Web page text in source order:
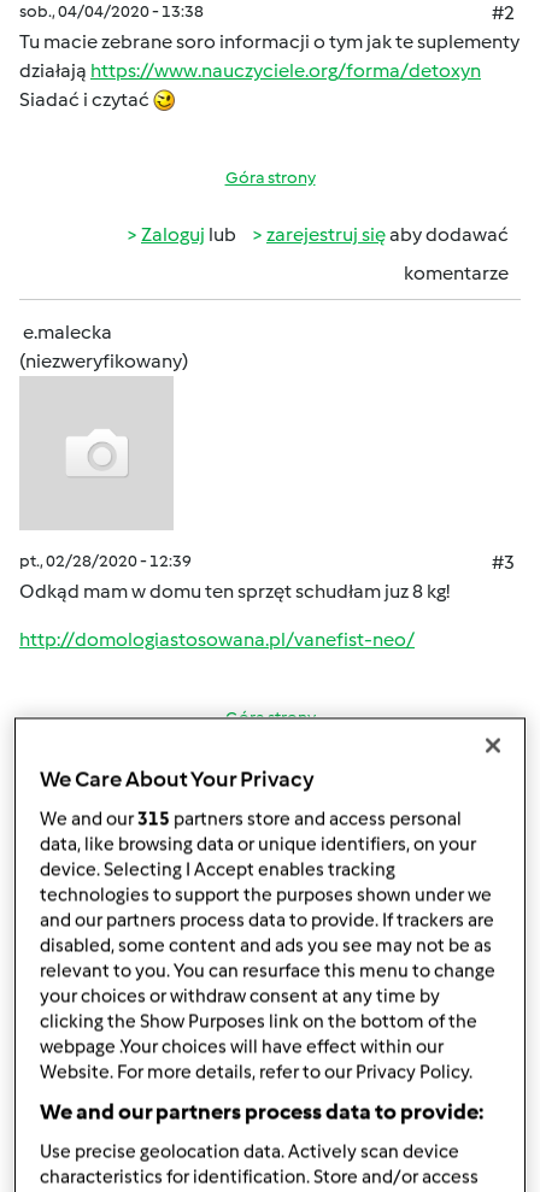
sob., 04/04/2020 - 13:38
#2
Tu macie zebrane soro informacji o tym jak te suplementy
działają https://www.nauczyciele.org/forma/detoxyn
Siadać i czytać
Góra strony
Zaloguj lub zarejestruj sięaby dodawać
komentarze
e.malecka
(niezweryfikowany)
pt., 02/28/2020 - 12:39
#3
Odkąd mam w domu ten sprzęt schudłam juz 8 kg!
http://domologiastosowana.pl/vanefist-neo/
Góra strony
Zalogujlub zarejestruj się
komentarze
Anonim
(niezweryfikowany)
śr., 11/20/2019 - 01:04
troche porad w sprawie odchudzania znajdziesz tu :
https://euphorer.com/pl/vanefist-neoSą różne sposoby,
We Care About Your Privacy
We and our315 partners store and access personal
data, like browsing data or unique identifiers, on your
device. Selecting I Accept enables tracking
technologies to support the purposes shown under we
and our partners process data to provide. If trackers are
disabled, some content and ads you see may not be as
relevant to you. You can resurface this menu to change
your choices or withdraw consent at any time by
clicking the Show Purposes link on the bottom of the
webpage .Your choices will have effect within our
Website. For more details, refer to our Privacy Policy.
We and our partners process data to provide:
Use precise geolocation data. Actively scan device
characteristics for identification. Store and/or access